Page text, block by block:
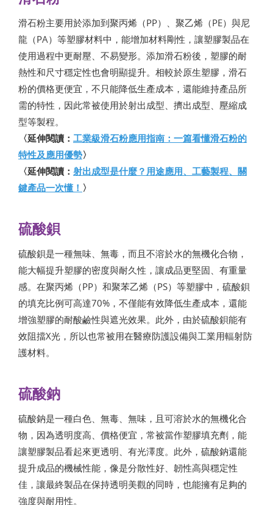
滑石粉主要用於添加到聚丙烯（PP）、聚乙烯（PE）與尼
龍（PA）等塑膠材料中，能增加材料剛性，讓塑膠製品在
使用過程中更耐壓、不易變形。添加滑石粉後，塑膠的耐
熱性和尺寸穩定性也會明顯提升。相較於原生塑膠，滑石
粉的價格更便宜，不只能降低生產成本，還能維持產品所
需的特性，因此常被使用於射出成型、擠出成型、壓縮成
型等製程。
〈延伸閱讀： 工業級滑石粉應用指南：一篇看懂滑石粉的
特性及應用優勢〉
〈延伸閱讀： 射出成型是什麼？用途應用、工藝製程、關
鍵產品一次懂！ 〉
硫酸鋇
硫酸鋇是一種無味、無毒，而且不溶於水的無機化合物，
能大幅提升塑膠的密度與耐久性，讓成品更堅固、有重量
感。在聚丙烯（PP）和聚苯乙烯（PS）等塑膠中，硫酸鋇
的填充比例可高達70%，不僅能有效降低生產成本，還能
增強塑膠的耐酸鹼性與遮光效果。此外，由於硫酸鋇能有
效阻擋X光，所以也常被用在醫療防護設備與工業用輻射防
護材料。
硫酸鈉
硫酸鈉是一種白色、無毒、無味，且可溶於水的無機化合
物，因為透明度高、價格便宜，常被當作塑膠填充劑，能
讓塑膠製品看起來更透明、有光澤度。此外，硫酸鈉還能
提升成品的機械性能，像是分散性好、韌性高與穩定性
佳，讓最終製品在保持透明美觀的同時，也能擁有足夠的
強度與耐用性。